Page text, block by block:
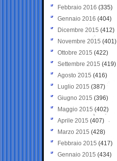
Febbraio 2016 (335)
Gennaio 2016 (404)
Dicembre 2015 (412)
Novembre 2015 (401)
Ottobre 2015 (422)
Settembre 2015 (419)
Agosto 2015 (416)
Luglio 2015 (387)
Giugno 2015 (396)
Maggio 2015 (402)
Aprile 2015 (407)
Marzo 2015 (428)
Febbraio 2015 (417)
Gennaio 2015 (434)